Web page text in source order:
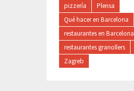
pizzería
Plensa
Qué hacer en Barcelona
restaurantes en Barcelona
restaurantes granollers
Zagreb